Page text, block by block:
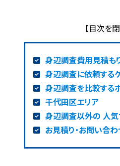
身辺調査費用見積も
身辺調査に依頼する
身辺調査を比較する
千代田区エリア
身辺調査以外の 人気
お見積り・お問い合